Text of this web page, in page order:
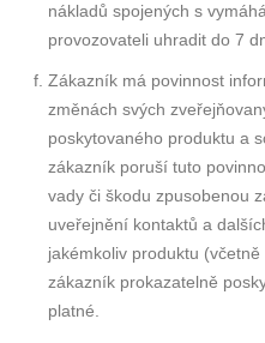
nákladů spojených s
provozovateli uhradit do 7
Zákazník má povinnost
změnách svých
poskytovaného produktu a
zákazník poruší tuto
vady či škodu zpusobenou
uveřejnění kontaktů a
jakémkoliv produktu
zákazník prokazatelně
platné.